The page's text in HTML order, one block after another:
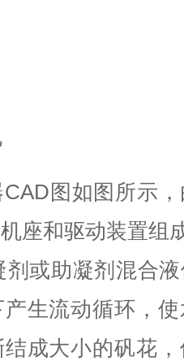
CAD 图如图所示
座和驱动装置组
或助凝剂混合
生流动循环，
成大小的矾花